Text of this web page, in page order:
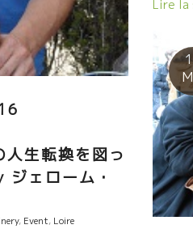
のが実
いで
ビジ
方向へ
か。 大
く、あ
してい
至上主
る。 価
にも出
な関係
ビジネ
ージ
クリ
ニョを
フル
払って
を中心
Lire la
換を図っ
ェローム・
, Event, Loire